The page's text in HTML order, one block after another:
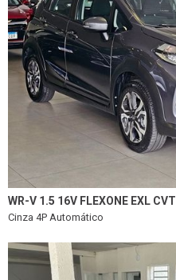
WR-V 1.5 16V FLEXONE EXL CVT
Cinza 4P Automático